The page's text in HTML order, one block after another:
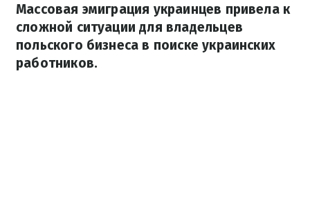
Массовая эмиграция украинцев привела к
сложной ситуации для владельцев
польского бизнеса в поиске украинских
работников.